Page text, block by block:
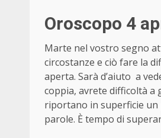
Oroscopo 4
Marte nel vostro segno
circostanze e ciò fare la
aperta. Sarà d’aiuto a
coppia, avrete difficoltà a
riportano in superficie un
parole. È tempo di